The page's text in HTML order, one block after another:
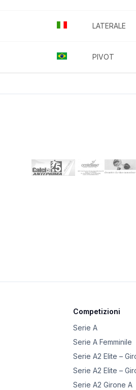
LATERALE
PIVOT
Competizioni
Serie A
Serie A Femminile
Serie A2 Elite –
Serie A2 Elite –
Serie A2 Girone A